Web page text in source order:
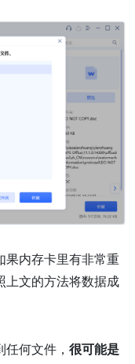
果内存卡里有非常重
上文的方法将数据成
何文件， 很可能是